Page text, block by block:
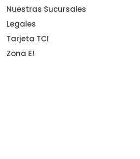
Nuestras Sucursales
Legales
Tarjeta TCI
Zona E!